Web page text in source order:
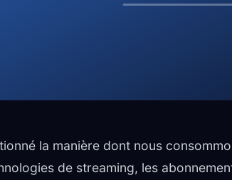
la manière dont nous
de streaming, les